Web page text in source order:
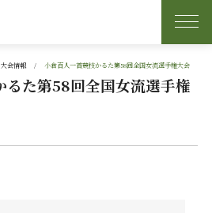
大会情報 小倉百人一首競技かるた第58回全国女流選手権大会
るた第58回全国女流選手権